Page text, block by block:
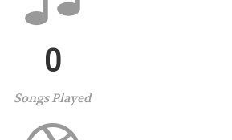
0
Songs Played